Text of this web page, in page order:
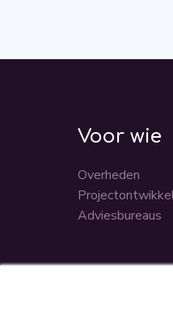
Voor wie
Overheden
Adviesbureaus